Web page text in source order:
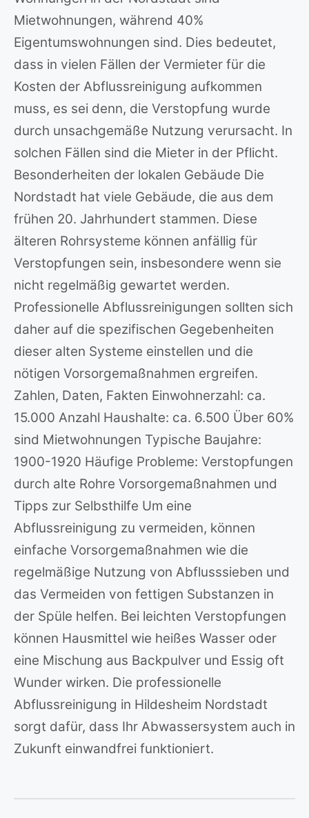
Mietwohnungen, während 40%
Eigentumswohnungen sind. Dies bedeutet,
dass in vielen Fällen der Vermieter für die
Kosten der Abflussreinigung aufkommen
muss, es sei denn, die Verstopfung wurde
durch unsachgemäße Nutzung verursacht. In
solchen Fällen sind die Mieter in der Pflicht.
Besonderheiten der lokalen Gebäude Die
Nordstadt hat viele Gebäude, die aus dem
frühen 20. Jahrhundert stammen. Diese
älteren Rohrsysteme können anfällig für
Verstopfungen sein, insbesondere wenn sie
nicht regelmäßig gewartet werden.
Professionelle Abflussreinigungen sollten sich
daher auf die spezifischen Gegebenheiten
dieser alten Systeme einstellen und die
nötigen Vorsorgemaßnahmen ergreifen.
Zahlen, Daten, Fakten Einwohnerzahl: ca.
15.000 Anzahl Haushalte: ca. 6.500 Über 60%
sind Mietwohnungen Typische Baujahre:
1900-1920 Häufige Probleme: Verstopfungen
durch alte Rohre Vorsorgemaßnahmen und
Tipps zur Selbsthilfe Um eine
Abflussreinigung zu vermeiden, können
einfache Vorsorgemaßnahmen wie die
regelmäßige Nutzung von Abflusssieben und
das Vermeiden von fettigen Substanzen in
der Spüle helfen. Bei leichten Verstopfungen
können Hausmittel wie heißes Wasser oder
eine Mischung aus Backpulver und Essig oft
Wunder wirken. Die professionelle
Abflussreinigung in Hildesheim Nordstadt
sorgt dafür, dass Ihr Abwassersystem auch in
Zukunft einwandfrei funktioniert.